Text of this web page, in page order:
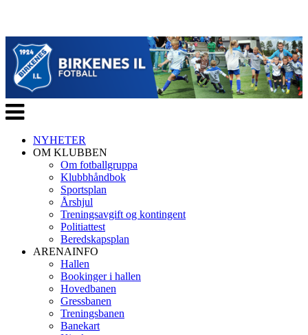
Veksle
navigasjon
NYHETER
OM KLUBBEN
Om fotballgruppa
Klubbhåndbok
Sportsplan
Årshjul
Treningsavgift og kontingent
Politiattest
Beredskapsplan
ARENAINFO
Hallen
Bookinger i hallen
Hovedbanen
Gressbanen
Treningsbanen
Banekart